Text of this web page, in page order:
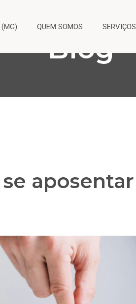
QUEM SOMOS SERVIÇOS
Blog
aposentar